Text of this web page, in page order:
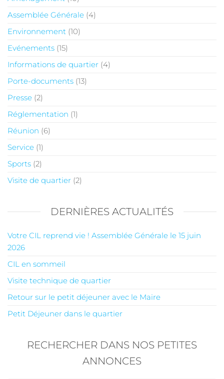
Assemblée Générale (4)
Environnement (10)
Evénements (15)
Informations de quartier (4)
Porte-documents (13)
Presse (2)
Réglementation (1)
Réunion (6)
Service (1)
Sports (2)
Visite de quartier (2)
DERNIÈRES ACTUALITÉS
Votre CIL reprend vie ! Assemblée Générale le 15 juin
2026
CIL en sommeil
Visite technique de quartier
Retour sur le petit déjeuner avec le Maire
Petit Déjeuner dans le quartier
RECHERCHER DANS NOS PETITES
ANNONCES